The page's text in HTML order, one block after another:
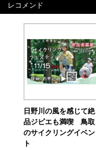
レコメンド
日野川の風を感じて絶
品ジビエも満喫 鳥取
のサイクリングイベン
ト